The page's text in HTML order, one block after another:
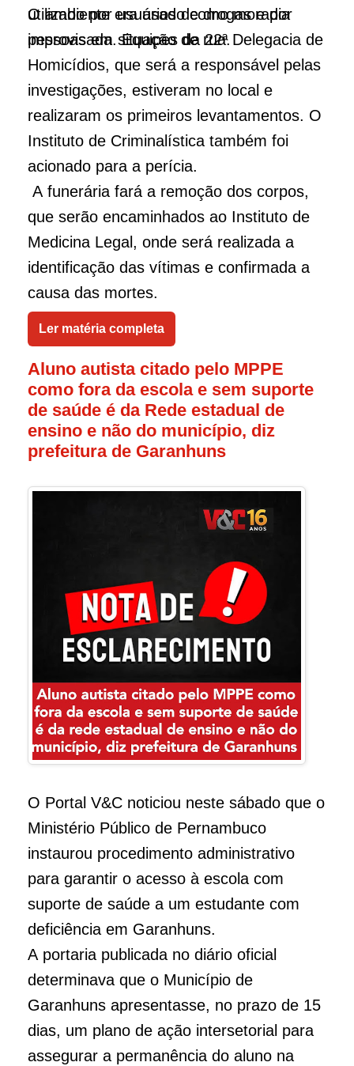
utilizado por usuários de drogas e por
pessoas em situação de rua.
O ambiente era usado como moradia
improvisada. Equipes da 22ª Delegacia de
Homicídios, que será a responsável pelas
investigações, estiveram no local e
realizaram os primeiros levantamentos. O
Instituto de Criminalística também foi
acionado para a perícia.
A funerária fará a remoção dos corpos,
que serão encaminhados ao Instituto de
Medicina Legal, onde será realizada a
identificação das vítimas e confirmada a
causa das mortes.
Ler matéria completa
Aluno autista citado pelo MPPE
como fora da escola e sem suporte
de saúde é da Rede estadual de
ensino e não do município, diz
prefeitura de Garanhuns
O Portal V&C noticiou neste sábado que o
Ministério Público de Pernambuco
instaurou procedimento administrativo
para garantir o acesso à escola com
suporte de saúde a um estudante com
deficiência em Garanhuns.
A portaria publicada no diário oficial
determinava que o Município de
Garanhuns apresentasse, no prazo de 15
dias, um plano de ação intersetorial para
assegurar a permanência do aluno na